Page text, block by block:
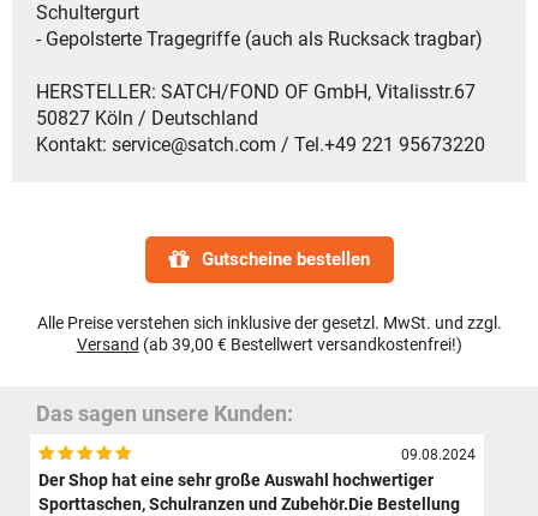
Schultergurt
- Gepolsterte Tragegriffe (auch als Rucksack tragbar)
HERSTELLER: SATCH/FOND OF GmbH, Vitalisstr.67
50827 Köln / Deutschland
Kontakt: service@satch.com / Tel.+49 221 95673220
Gutscheine bestellen
Alle Preise verstehen sich inklusive der gesetzl. MwSt. und zzgl.
Versand (ab 39,00 € Bestellwert versandkostenfrei!)
Das sagen unsere Kunden:
09.08.2024
Der Shop hat eine sehr große Auswahl hochwertiger
Sporttaschen, Schulranzen und Zubehör.Die Bestellung